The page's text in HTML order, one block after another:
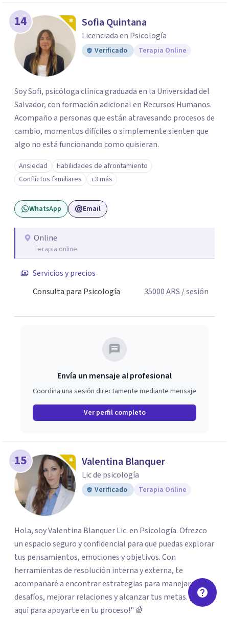
14 Sofia Quintana
Licenciada en Psicología
Verificado Terapia Online
Soy Sofi, psicóloga clínica graduada en la Universidad del
Salvador, con formación adicional en Recursos Humanos.
Acompaño a personas que están atravesando procesos de
cambio, momentos difíciles o simplemente sienten que
algo no está funcionando como quisieran.
Ansiedad
Habilidades de afrontamiento
Conflictos familiares
+3 más
WhatsApp Email
Online
Terapia online
Servicios y precios
Consulta para Psicología
35000ARS / sesión
Envía un mensaje al profesional
Coordina una sesión directamente mediante mensaje
Ver perfil completo
15 Valentina Blanquer
Lic de psicología
Verificado Terapia Online
Hola, soy Valentina Blanquer Lic. en Psicología. Ofrezco
un espacio seguro y confidencial para que puedas explorar
tus pensamientos, emociones y objetivos. Con
herramientas de resolución interna y externa, te
acompañaré a encontrar estrategias para manejar
desafíos, mejorar relaciones y alcanzar tus metas. ¡Estoy
aquí para apoyarte en tu proceso!" 🌈